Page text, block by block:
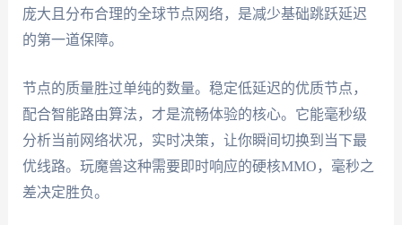
庞大且分布合理的全球节点网络，是减少基础跳跃延迟
的第一道保障。
节点的质量胜过单纯的数量。稳定低延迟的优质节点，
配合智能路由算法，才是流畅体验的核心。它能毫秒级
分析当前网络状况，实时决策，让你瞬间切换到当下最
优线路。玩魔兽这种需要即时响应的硬核MMO，毫秒之
差决定胜负。